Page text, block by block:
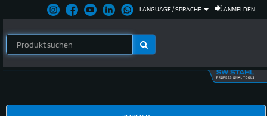
ANMELDEN
LANGUAGE / SPRACHE